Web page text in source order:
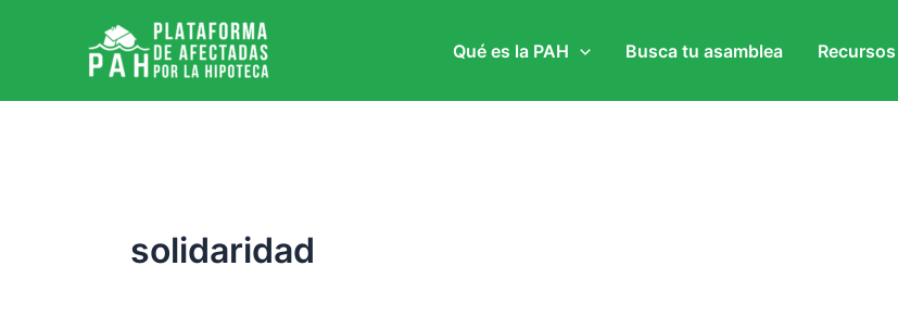
Qué es la PAH Busca tu asamblea Recursos
solidaridad